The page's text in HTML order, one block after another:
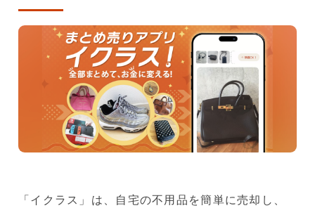
「イクラス」は、自宅の不用品を簡単に売却し、